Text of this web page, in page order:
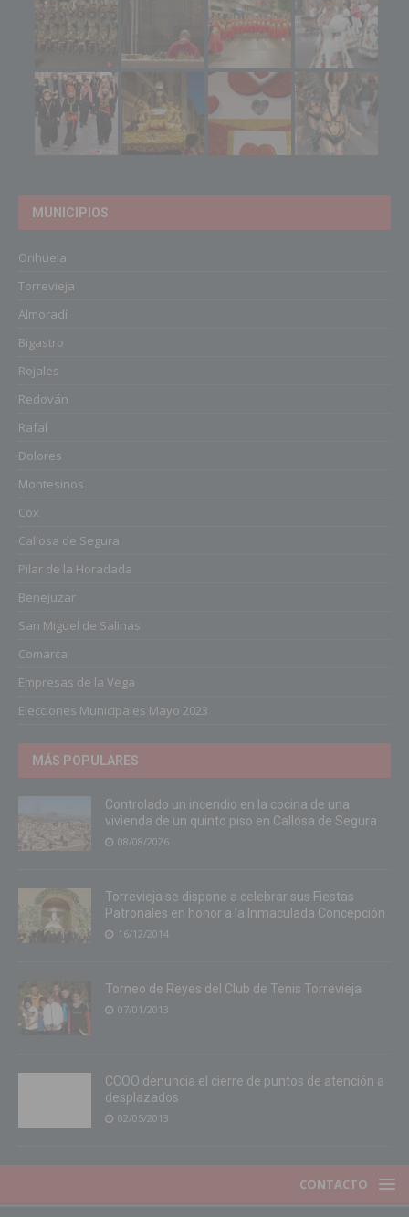
MUNICIPIOS
Orihuela
Torrevieja
Almoradí
Bigastro
Rojales
Redován
Rafal
Dolores
Montesinos
Cox
Callosa de Segura
Pilar de la Horadada
Benejuzar
San Miguel de Salinas
Comarca
Empresas de la Vega
Elecciones Municipales Mayo 2023
MÁS POPULARES
Controlado un incendio en la cocina de una
vivienda de un quinto piso en Callosa de Segura
08/08/2026
Torrevieja se dispone a celebrar sus Fiestas
Patronales en honor a la Inmaculada Concepción
16/12/2014
Torneo de Reyes del Club de Tenis Torrevieja
07/01/2013
CCOO denuncia el cierre de puntos de atención a
desplazados
02/05/2013
CONTACTO